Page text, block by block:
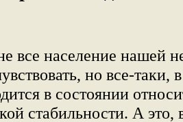
все население нашей
но все-таки,
в состоянии
стабильности. А это,